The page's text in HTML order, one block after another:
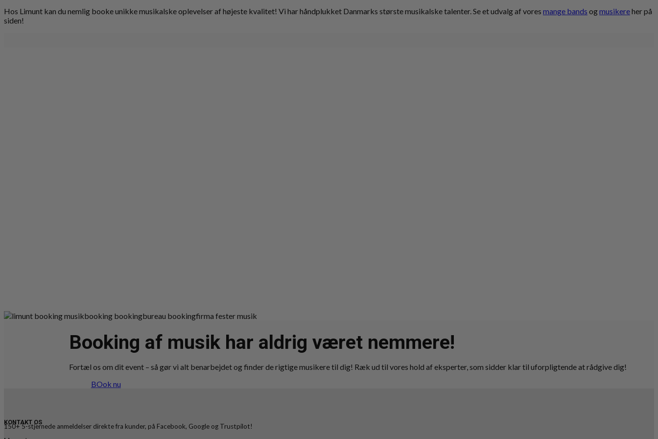
Hos Limunt kan du nemlig booke unikke musikalske oplevelser af højeste kvalitet! Vi har håndplukket Danmarks største musikalske talenter. Se et udvalg af vores mange bands ogmusikereher på
siden!
Booking af musik har aldrig været nemmere!
Fortæl os om dit event – så gør vi alt benarbejdet og finder de rigtige musikere til dig! Ræk ud til vores hold af eksperter, som sidder klar til uforpligtende at rådgive dig!
BOok nu
150+ 5-stjernede anmeldelser direkte fra kunder, på Facebook, Google og Trustpilot!
KONTAKT OS